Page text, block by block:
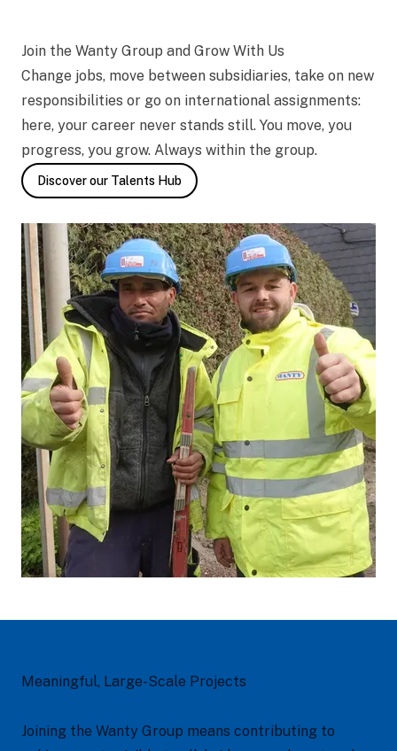
Join the Wanty Group and Grow With Us
Change jobs, move between subsidiaries, take on new
responsibilities or go on international assignments:
here, your career never stands still. You move, you
progress, you grow. Always within the group.
Discover our Talents Hub
Meaningful, Large-Scale Projects
Joining the Wanty Group means contributing to